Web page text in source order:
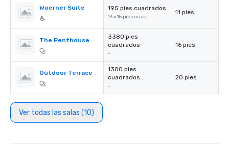
Woerner Suite 195 pies cuadrados
13 x 15 pies cuad.
11 pies
The Penthouse
3380 pies
cuadrados
-
16 pies
Outdoor Terrace
1300 pies
cuadrados
-
20 pies
Ver todas las salas (10)